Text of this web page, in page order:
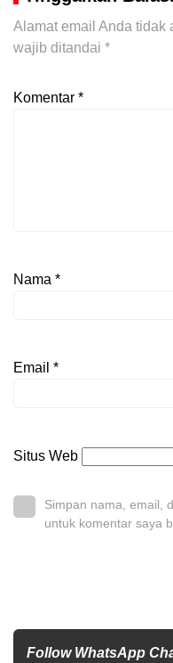
Alamat email Anda tidak
wajib ditandai *
Komentar *
Nama *
Email *
Situs Web
Simpan nama, email,
untuk komentar saya
Follow WhatsApp